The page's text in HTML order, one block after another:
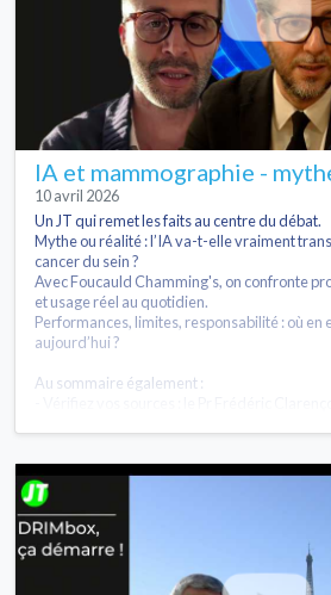
IA et mammographie -
10 avril 2026
Un JT qui remet les faits au centre du débat.
Mythe ou réalité : l’IA va-t-elle vraiment
cancer du sein ?
Avec Foucauld Chamming's, on confronte
et usage réel au quotidien.
Performances, limites, responsabilité : où en
aujourd’hui ?
Au sommaire également :